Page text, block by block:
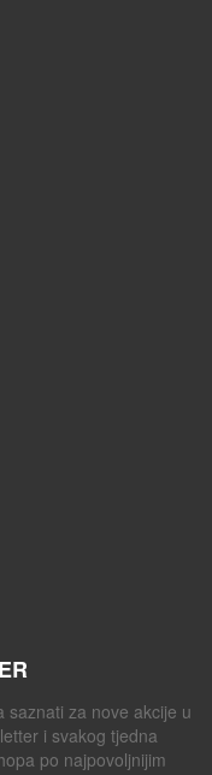
saznati za nove akcije u
i svakog tjedna
po najpovoljnijim